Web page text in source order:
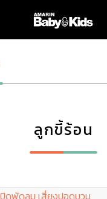
ลูกขี้ร้อน